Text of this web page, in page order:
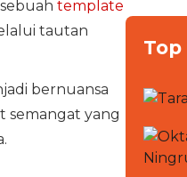
template
tautan
bernuansa
semangat yang
Top